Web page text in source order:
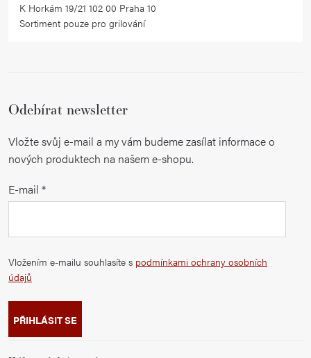
K Horkám 19/21 102 00 Praha 10
Sortiment pouze pro grilování
Odebírat newsletter
Vložte svůj e-mail a my vám budeme zasílat informace o
nových produktech na našem e-shopu.
E-mail
Vložením e-mailu souhlasíte s podmínkami ochrany osobních
údajů
PŘIHLÁSIT SE